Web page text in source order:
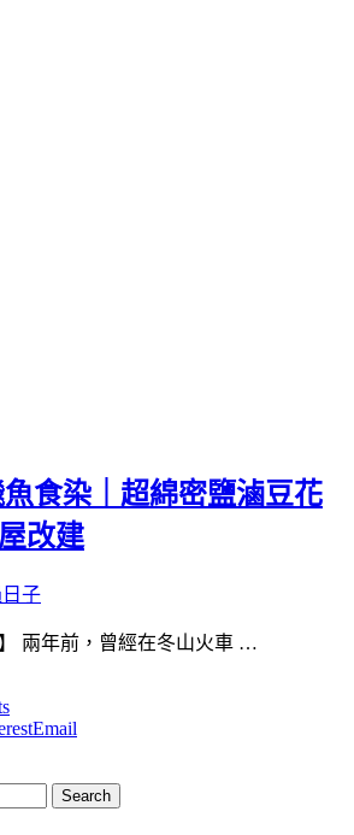
食染｜超綿密鹽滷豆花
改建
子
】 兩年前，曾經在冬山火車 …
Email